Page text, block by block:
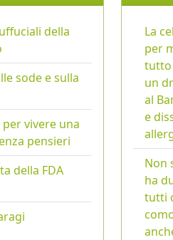
della
sode e sulla
vivere una
pensieri
della FDA
La
per
tutto
un
al
e
Non
ha
tutti